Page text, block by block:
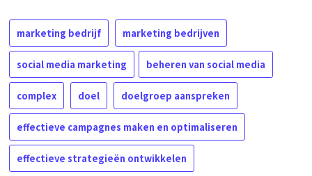
marketing bedrijf marketing bedrijven
social media marketing beheren van social media
complex doel doelgroep aanspreken
effectieve campagnes maken en optimaliseren
effectieve strategieën ontwikkelen